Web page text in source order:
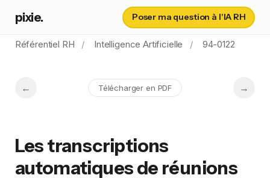
pixie. Poser ma question à l'IA RH
Référentiel RH Intelligence Artificielle 94-0122
Télécharger en PDF
Les transcriptions
automatiques de réunions